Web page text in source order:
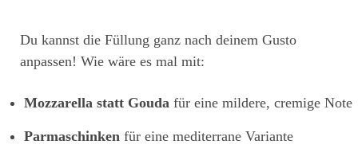
Du kannst die Füllung ganz nach deinem Gusto
anpassen! Wie wäre es mal mit:
Mozzarella statt Gouda für eine mildere, cremige Note
Parmaschinken für eine mediterrane Variante